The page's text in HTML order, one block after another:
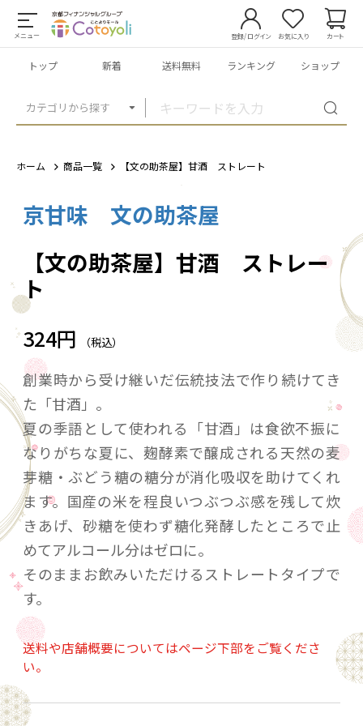
メニュー
カテゴリから探す
登録/ログイン お気に入り カート
トップ 新着 送料無料 ランキング ショップ
ホーム 商品一覧 【文の助茶屋】甘酒 ストレート
京甘味 文の助茶屋
【文の助茶屋】甘酒 ストレー
ト
324円 （税込）
創業時から受け継いだ伝統技法で作り続けてき
た「甘酒」。
夏の季語として使われる「甘酒」は食欲不振に
なりがちな夏に、麹酵素で醸成される天然の麦
芽糖・ぶどう糖の糖分が消化吸収を助けてくれ
ます。国産の米を程良いつぶつぶ感を残して炊
きあげ、砂糖を使わず糖化発酵したところで止
めてアルコール分はゼロに。
そのままお飲みいただけるストレートタイプで
す。
送料や店舗概要についてはページ下部をご覧くださ
い。